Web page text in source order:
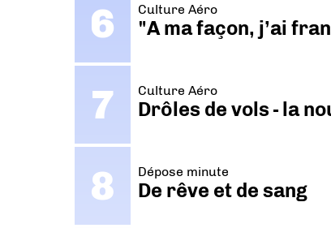
Culture Aéro
"A ma façon, j’ai
Culture Aéro
Drôles de vols - la
Dépose minute
De rêve et de sang